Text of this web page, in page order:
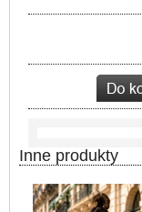
Inne produkty